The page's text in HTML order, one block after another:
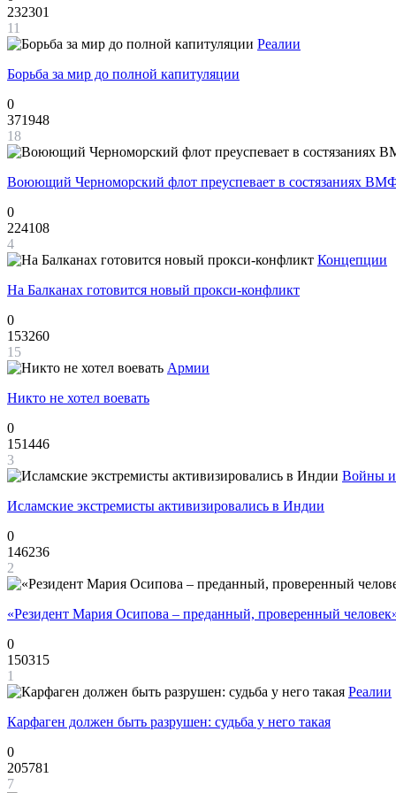
232301
11
Реалии
Борьба за мир до полной капитуляции
0
371948
18
Воюющий Черноморский флот преуспевает в состязаниях
0
224108
4
Концепции
На Балканах готовится новый прокси-конфликт
0
153260
15
Армии
Никто не хотел воевать
0
151446
3
Войны
Исламские экстремисты активизировались в Индии
0
146236
2
«Резидент Мария Осипова – преданный, проверенный
0
150315
1
Реалии
Карфаген должен быть разрушен: судьба у него такая
0
205781
7